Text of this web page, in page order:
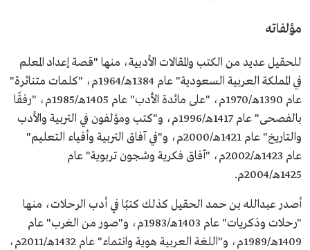
مؤلفاته
للحقيل عديد من الكتب والمقالات الأدبية، منها "قصة إعداد المعلم
في المملكة العربية السعودية" عام 1384هـ/1964م، "كلمات متناثرة"
عام 1390هـ/1970م، "على مائدة الأدب" عام 1405هـ/1985م، "رفقًا
بالفصحى" عام 1417هـ/1996م، و"كتب ومؤلفون في التربية والأدب
والتاريخ" عام 1421هـ/2000م، و"في آفاق التربية وأفياء التعليم"
عام 1423هـ/2002م، "آفاق فكرية وشجون تربوية" عام
1425هـ/2004م.
أصدر عبدالله بن حمد الحقيل كذلك كتبًا في أدب الرحلات، منها
"رحلات وذكريات" عام 1403هـ/1983م، و"صور من الغرب" عام
1409هـ/1989م، و"اللغة العربية هوية وانتماء" عام 1432هـ/2011م،